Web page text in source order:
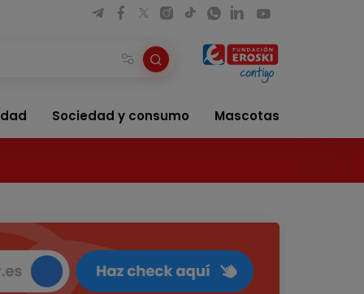
Sociedad y consumo Mascotas